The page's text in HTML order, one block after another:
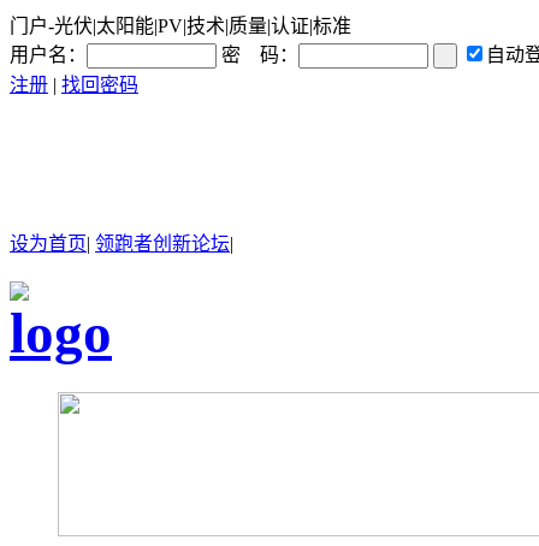
门户-光伏|太阳能|PV|技术|质量|认证|标准
用户名：
密 码：
自动
注册 | 找回密码
设为首页| 领跑者创新论坛|